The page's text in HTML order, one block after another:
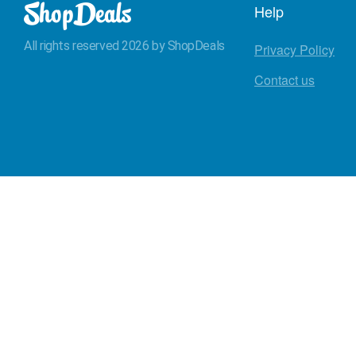
All rights reserved 2026 by ShopDeals
Help
Privacy Policy
Contact us